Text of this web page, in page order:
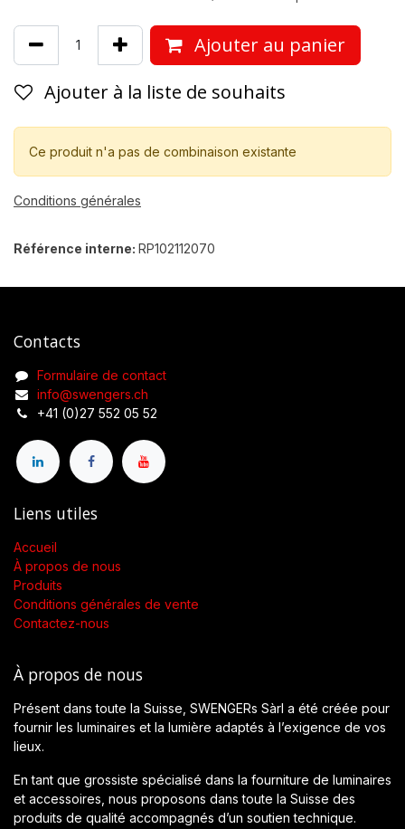
Ajouter au panier
Ajouter à la liste de souhaits
Ce produit n'a pas de combinaison existante
Conditions générales
Référence interne: RP102112070
Contacts
Formulaire de contact
info@swengers.ch
+41 (0)27 552 05 52
Liens utiles
Accueil
À propos de nous
Produits
Conditions générales de vente
Contactez-nous
À propos de nous
Présent dans toute la Suisse, SWENGERs Sàrl a été créée pour
fournir les luminaires et la lumière adaptés à l’exigence de vos
lieux.
En tant que grossiste spécialisé dans la fourniture de luminaires
et accessoires, nous proposons dans toute la Suisse des
produits de qualité accompagnés d’un soutien technique.